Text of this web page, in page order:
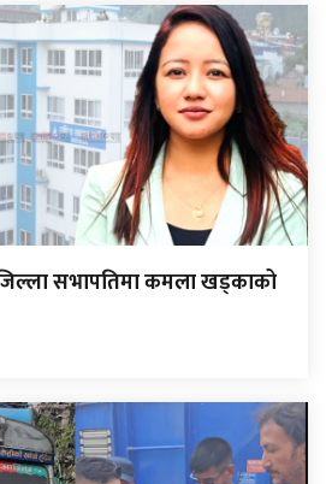
सभापतिमा कमला खड्काको